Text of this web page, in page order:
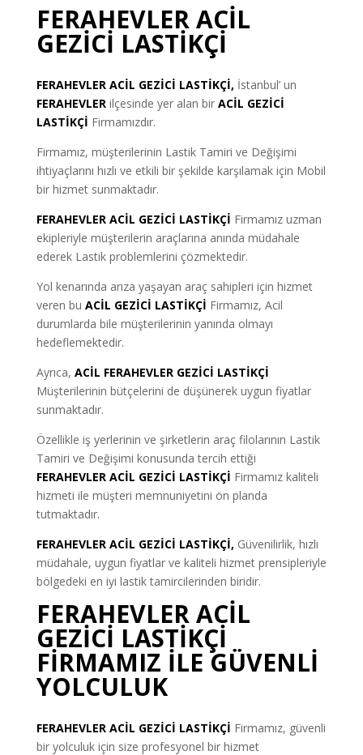
FERAHEVLER ACİL
GEZİCİ LASTİKÇİ
FERAHEVLER ACİL GEZİCİ LASTİKÇİ, İstanbul’ un
FERAHEVLERilçesinde yer alan bir ACİL GEZİCİ
LASTİKÇİ Firmamızdır.
Firmamız, müşterilerinin Lastik Tamiri ve Değişimi
ihtiyaçlarını hızlı ve etkili bir şekilde karşılamak için Mobil
bir hizmet sunmaktadır.
FERAHEVLER ACİL GEZİCİ LASTİKÇİ Firmamız uzman
ekipleriyle müşterilerin araçlarına anında müdahale
ederek Lastik problemlerini çözmektedir.
Yol kenarında arıza yaşayan araç sahipleri için hizmet
veren bu ACİL GEZİCİ LASTİKÇİ Firmamız, Acil
durumlarda bile müşterilerinin yanında olmayı
hedeflemektedir.
Ayrıca, ACİL FERAHEVLER GEZİCİ LASTİKÇİ
Müşterilerinin bütçelerini de düşünerek uygun fiyatlar
sunmaktadır.
Özellikle iş yerlerinin ve şirketlerin araç filolarının Lastik
Tamiri ve Değişimi konusunda tercih ettiği
FERAHEVLER ACİL GEZİCİ LASTİKÇİ Firmamız kaliteli
hizmeti ile müşteri memnuniyetini ön planda
tutmaktadır.
FERAHEVLER ACİL GEZİCİ LASTİKÇİ, Güvenilirlik, hızlı
müdahale, uygun fiyatlar ve kaliteli hizmet prensipleriyle
bölgedeki en iyi lastik tamircilerinden biridir.
FERAHEVLER ACİL
GEZİCİ LASTİKÇİ
FİRMAMIZ İLE GÜVENLİ
YOLCULUK
FERAHEVLER ACİL GEZİCİ LASTİKÇİ Firmamız, güvenli
bir yolculuk için size profesyonel bir hizmet